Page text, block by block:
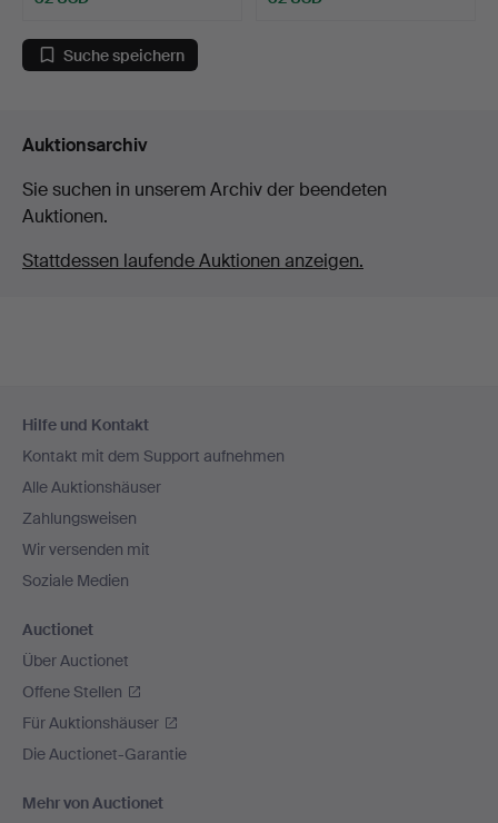
Suche speichern
Auktionsarchiv
Sie suchen in unserem Archiv der beendeten
Auktionen.
Stattdessen laufende Auktionen anzeigen.
Navigation
Hilfe und Kontakt
Kontakt mit dem Support aufnehmen
Alle Auktionshäuser
Zahlungsweisen
Wir versenden mit
Soziale Medien
Auctionet
Über Auctionet
Offene Stellen
Für Auktionshäuser
Die Auctionet-Garantie
Mehr von Auctionet